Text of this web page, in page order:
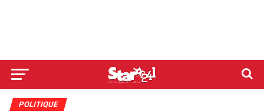
POLITIQUE